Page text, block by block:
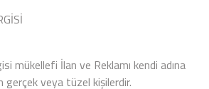
mükellefi İlan ve Reklamı kendi adına
gerçek veya tüzel kişilerdir.